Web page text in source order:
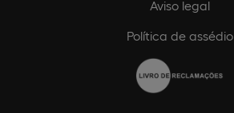
Aviso legal
Política de assédio